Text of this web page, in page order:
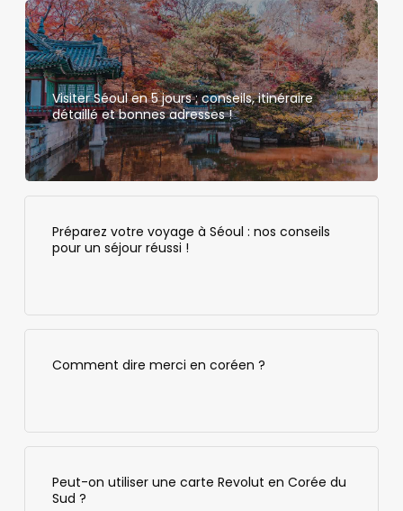
Visiter Séoul en 5 jours : conseils, itinéraire
détaillé et bonnes adresses !
Préparez votre voyage à Séoul : nos conseils
pour un séjour réussi !
Comment dire merci en coréen ?
Peut-on utiliser une carte Revolut en Corée du
Sud ?